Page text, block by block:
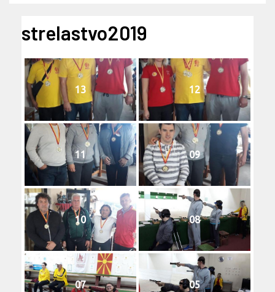
strelastvo2019
13 12
11 09
10 08
07 05